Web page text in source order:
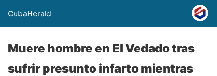
CubaHerald
Muere hombre en El Vedado tras
sufrir presunto infarto mientras